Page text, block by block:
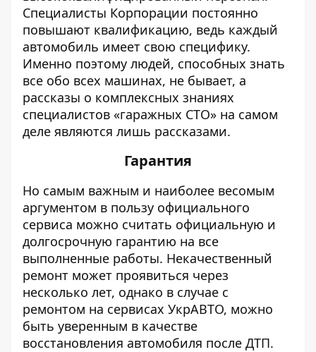
Специалисты Корпорации постоянно
повышают квалификацию, ведь каждый
автомобиль имеет свою специфику.
Именно поэтому людей, способных знать
все обо всех машинах, не бывает, а
рассказы о комплексных знаниях
специалистов «гаражных СТО» на самом
деле являются лишь рассказами.
Гарантия
Но самым важным и наиболее весомым
аргументом в пользу официального
сервиса можно считать официальную и
долгосрочную гарантию на все
выполненные работы. Некачественный
ремонт может проявиться через
несколько лет, однако в случае с
ремонтом на сервисах УкрАВТО, можно
быть уверенным в качестве
восстановления автомобиля после ДТП.